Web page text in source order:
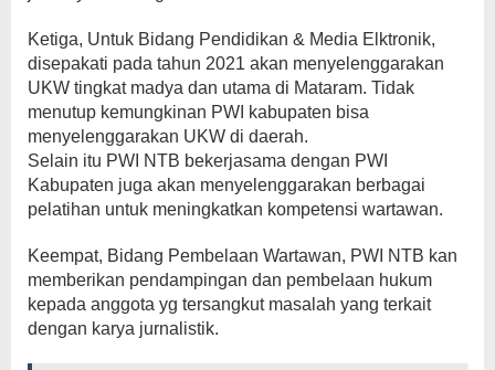
Ketiga, Untuk Bidang Pendidikan & Media Elktronik,
disepakati pada tahun 2021 akan menyelenggarakan
UKW tingkat madya dan utama di Mataram. Tidak
menutup kemungkinan PWI kabupaten bisa
menyelenggarakan UKW di daerah.
Selain itu PWI NTB bekerjasama dengan PWI
Kabupaten juga akan menyelenggarakan berbagai
pelatihan untuk meningkatkan kompetensi wartawan.
Keempat, Bidang Pembelaan Wartawan, PWI NTB kan
memberikan pendampingan dan pembelaan hukum
kepada anggota yg tersangkut masalah yang terkait
dengan karya jurnalistik.